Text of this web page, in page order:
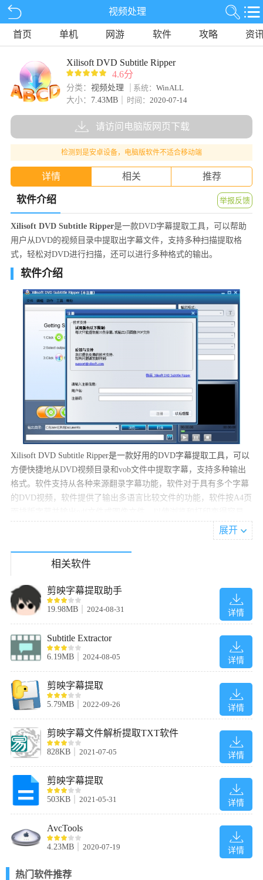
视频处理
首页 单机 网游 软件 攻略 资
Xilisoft DVD Subtitle Ripper
4.6分
分类： 视频处理 系统： WinALL
大小： 7.43MB 时间： 2020-07-14
请访问电脑版网页下载
检测到是安卓设备，电脑版软件不适合移动端
详情 相关 推荐
软件介绍 举报反馈
Xilisoft DVD Subtitle Ripper是一款DVD字幕提取工具，可以帮助
用户从DVD的视频目录中提取出字幕文件，支持多种扫描提取格
式，轻松对DVD进行扫描，还可以进行多种格式的输出。
软件介绍
Xilisoft DVD Subtitle Ripper是一款好用的DVD字幕提取工具，可以
方便快捷地从DVD视频目录和vob文件中提取字幕，支持多种输出
格式。软件支持从各种来源翻录字幕功能，软件对于具有多个字幕
的DVD视频，软件提供了输出多语言比较文件的功能，软件按A4页
支持从各种来源翻录字幕;
支持多种输出格式;
提供许多选项，例如语言，章节，帧速率，时分等。
按A4页面排版字幕并输出pdf文件或图像文件，以使浏览和打印变
得容易。
原始的多语言比较格式：
对于具有多个字幕的DVD视频，Xilisoft DVD字幕Ripper提供了输出
多语言比较文件的功能，这将有利于您的语言学习。
Xilisoft DVD字幕开膛手会直接抓取DVD字幕，以免出错。输出字
展开
相关软件
详情
剪映字幕提取助手
19.98MB 2024-08-31
详情
Subtitle Extractor
6.19MB 2024-08-05
详情
剪映字幕提取
5.79MB 2022-09-26
详情
剪映字幕文件解析提取TXT软件
828KB 2021-07-05
详情
剪映字幕提取
503KB 2021-05-31
详情
AvcTools
4.23MB 2020-07-19
热门软件推荐